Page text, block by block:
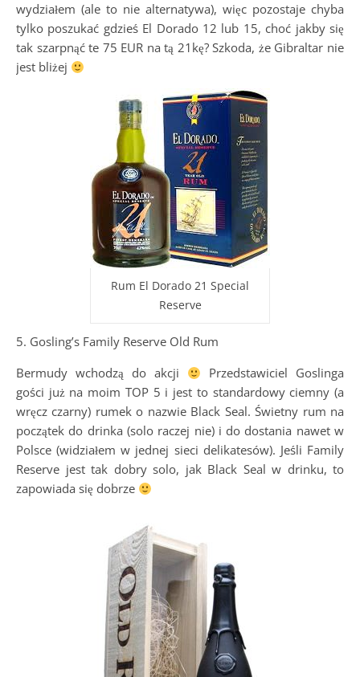
wydziałem (ale to nie alternatywa), więc pozostaje chyba
tylko poszukać gdzieś El Dorado 12 lub 15, choć jakby się
tak szarpnąć te 75 EUR na tą 21kę? Szkoda, że Gibraltar nie
jest bliżej
Rum El Dorado 21 Special
Reserve
5. Gosling’s Family Reserve Old Rum
Bermudy wchodzą do akcji
Przedstawiciel Goslinga
gości już na moim TOP 5 i jest to standardowy ciemny (a
wręcz czarny) rumek o nazwie Black Seal. Świetny rum na
początek do drinka (solo raczej nie) i do dostania nawet w
Polsce (widziałem w jednej sieci delikatesów). Jeśli Family
Reserve jest tak dobry solo, jak Black Seal w drinku, to
zapowiada się dobrze